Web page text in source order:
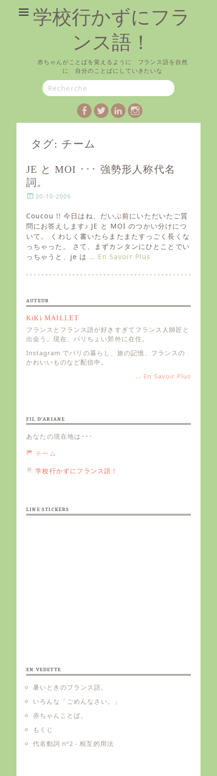
学校行かずにフラ
ンス語！
赤ちゃんがことばを覚えるように フランス語を自然
に 自分のことばにしていきたいな
Search
for:
Facebook
TwitterLinkedIn
Instagram
タグ: チーム
JE と MOI ･･･ 強勢形人称代名
詞。
P
s
t
e
d
o
n
30-10-2006
Coucou !! 今日はね、だいぶ前にいただいたご質
問にお答えします♪ JE と MOI のつかい分けにつ
いて。 くわしく書いたらまたまたすっごく長くな
っちゃった。 さて、まずカンタンにひとことでい
っちゃうと、je は … En Savoir Plus
AUTEUR
KiKi MAILLET
フランスとフランス語が好きすぎてフランス人師匠と
出会う。現在、パリちょい郊外に在住。
Instagram でパリの暮らし、旅の記憶、フランスの
かわいいものなど配信中。
... En Savoir Plus
FIL D’ARIANE
あなたの現在地は･･･
チーム
学校行かずにフランス語！
LINE STICKERS
EN VEDETTE
暑いときのフランス語。
いろんな「ごめんなさい。」
赤ちゃんことば。
もくじ
代名動詞 nº2 - 相互的用法